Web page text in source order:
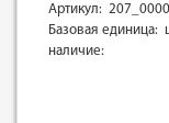
Артикул:
Базовая единица:
наличие: